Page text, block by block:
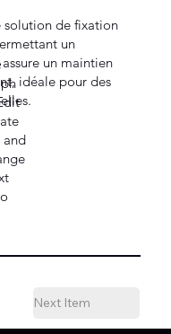
solution de fixation
un
un maintien
idéale pour des
and
Next Item